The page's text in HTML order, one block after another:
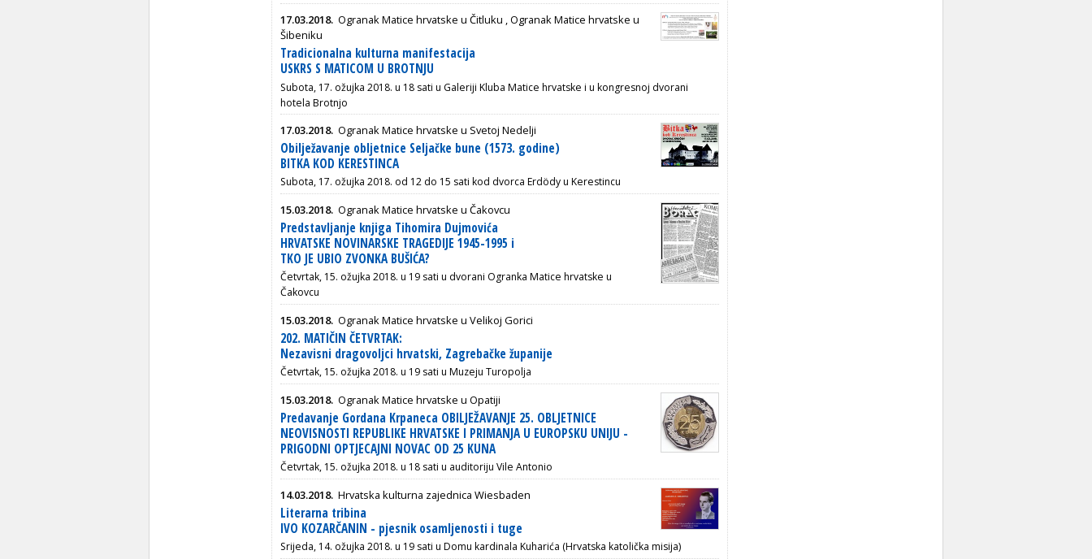
17.03.2018. Ogranak Matice hrvatske u Čitluku ,Ogranak Matice hrvatske u
Šibeniku
Tradicionalna kulturna manifestacija
USKRS S MATICOM U BROTNJU
Subota, 17. ožujka 2018. u 18 sati u Galeriji Kluba Matice hrvatske i u kongresnoj dvorani
hotela Brotnjo
17.03.2018. Ogranak Matice hrvatske u Svetoj Nedelji
Obilježavanje obljetnice Seljačke bune (1573. godine)
BITKA KOD KERESTINCA
Subota, 17. ožujka 2018. od 12 do 15 sati kod dvorca Erdödy u Kerestincu
15.03.2018. Ogranak Matice hrvatske u Čakovcu
Predstavljanje knjiga Tihomira Dujmovića
HRVATSKE NOVINARSKE TRAGEDIJE 1945-1995 i
TKO JE UBIO ZVONKA BUŠIĆA?
Četvrtak, 15. ožujka 2018. u 19 sati u dvorani Ogranka Matice hrvatske u
Čakovcu
15.03.2018. Ogranak Matice hrvatske u Velikoj Gorici
202. MATIČIN ČETVRTAK:
Nezavisni dragovoljci hrvatski, Zagrebačke županije
Četvrtak, 15. ožujka 2018. u 19 sati u Muzeju Turopolja
15.03.2018. Ogranak Matice hrvatske u Opatiji
Predavanje Gordana Krpaneca OBILJEŽAVANJE 25. OBLJETNICE
NEOVISNOSTI REPUBLIKE HRVATSKE I PRIMANJA U EUROPSKU UNIJU -
PRIGODNI OPTJECAJNI NOVAC OD 25 KUNA
Četvrtak, 15. ožujka 2018. u 18 sati u auditoriju Vile Antonio
14.03.2018. Hrvatska kulturna zajednica Wiesbaden
Literarna tribina
IVO KOZARČANIN - pjesnik osamljenosti i tuge
Srijeda, 14. ožujka 2018. u 19 sati u Domu kardinala Kuharića (Hrvatska katolička misija)